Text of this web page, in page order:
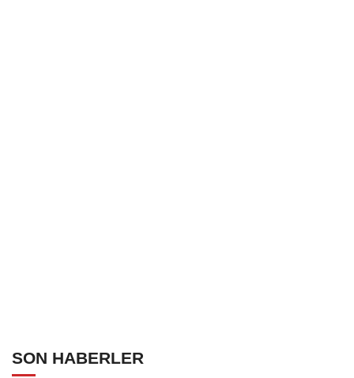
SON HABERLER